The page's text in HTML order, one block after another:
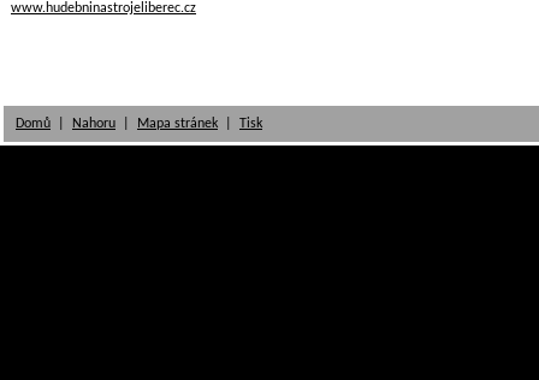
www.hudebninastrojeliberec.cz
Domů Nahoru Mapa stránek Tisk